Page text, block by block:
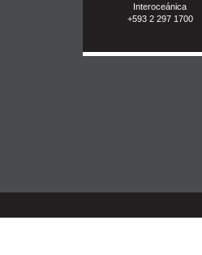
Interoceánica
+593 2 297 1700